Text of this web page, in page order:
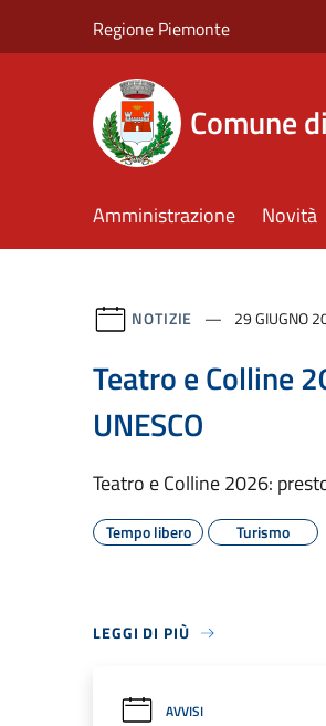
Regione Piemonte
Comune
Amministrazione Novità
NOTIZIE 29 GIUGNO
Teatro e Colline
UNESCO
Teatro e Colline 2026:
Tempo libero Turismo
LEGGI DI PIÙ
AVVISI